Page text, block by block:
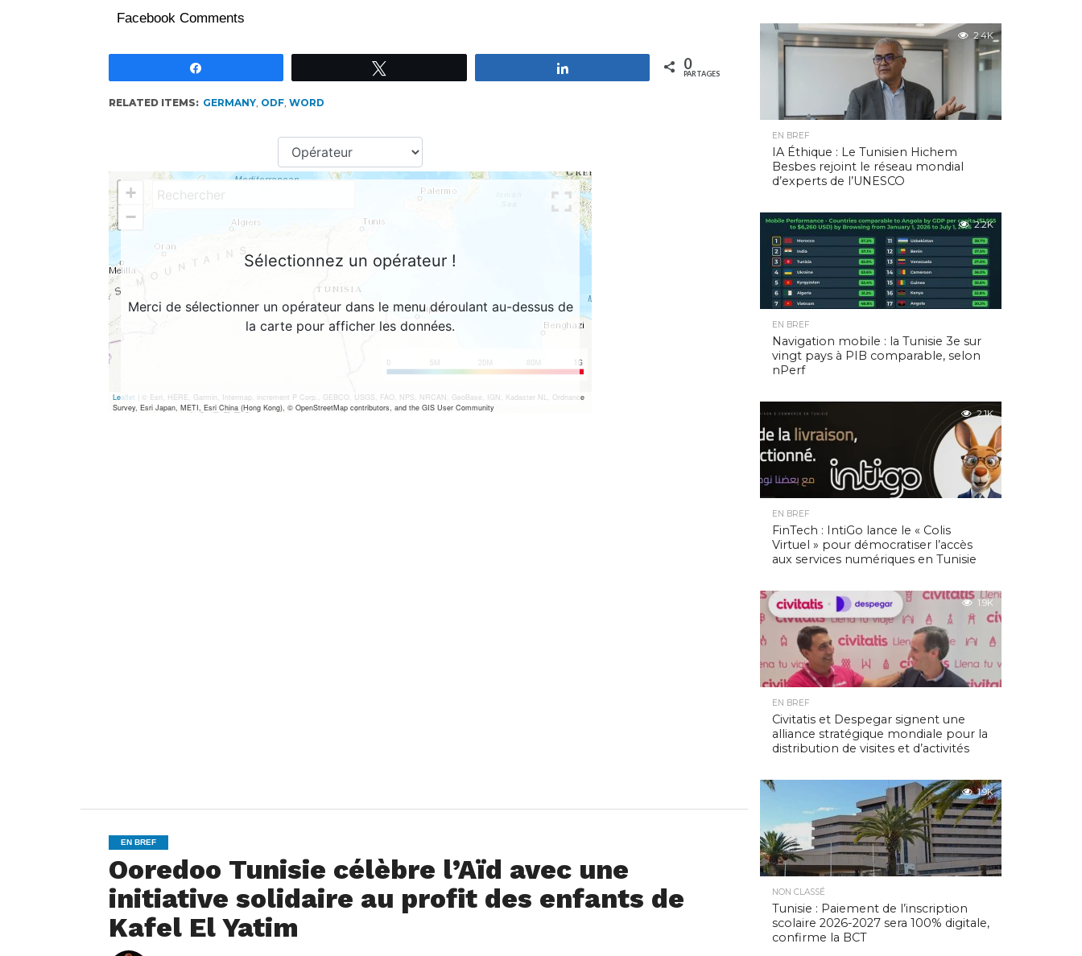
Facebook Comments
0
PARTAGES
RELATED ITEMS: GERMANY, ODF, WORD
EN BREF
Ooredoo Tunisie célèbre l’Aïd avec une
initiative solidaire au profit des enfants de
Kafel El Yatim
2.4K
EN BREF
IA Éthique : Le Tunisien Hichem
Besbes rejoint le réseau mondial
d’experts de l’UNESCO
2.2K
EN BREF
Navigation mobile : la Tunisie 3e sur
vingt pays à PIB comparable, selon
nPerf
2.1K
EN BREF
FinTech : IntiGo lance le « Colis
Virtuel » pour démocratiser l’accès
aux services numériques en Tunisie
1.9K
EN BREF
Civitatis et Despegar signent une
alliance stratégique mondiale pour la
distribution de visites et d’activités
1.9K
NON CLASSÉ
Tunisie : Paiement de l’inscription
scolaire 2026-2027 sera 100% digitale,
confirme la BCT